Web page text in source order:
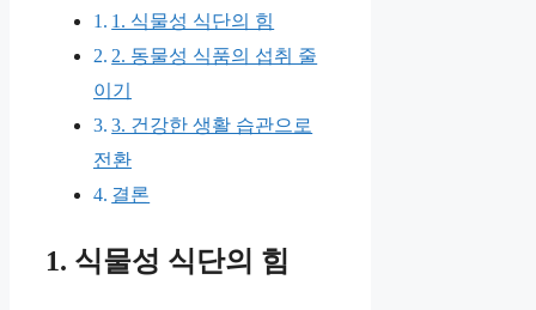
1. 식물성 식단의 힘
2. 동물성 식품의 섭취 줄
이기
3. 건강한 생활 습관으로
전환
결론
1. 식물성 식단의 힘